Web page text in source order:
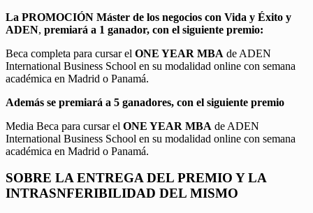
La PROMOCIÓN Máster de los negocios con Vida y Éxito y
ADEN, premiará a 1 ganador, con el siguiente premio:
Beca completa para cursar el ONE YEAR MBA de ADEN
International Business School en su modalidad online con semana
académica en Madrid o Panamá.
Además se premiará a 5 ganadores, con el siguiente premio
Media Beca para cursar el ONE YEAR MBA de ADEN
International Business School en su modalidad online con semana
académica en Madrid o Panamá.
SOBRE LA ENTREGA DEL PREMIO Y LA
INTRASNFERIBILIDAD DEL MISMO